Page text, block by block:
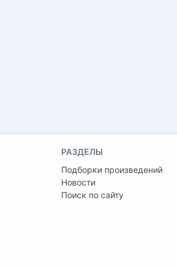
РАЗДЕЛЫ
Подборки произведений
Новости
Поиск по сайту